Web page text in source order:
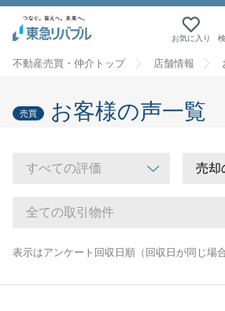
お気に入り
不動産売買・仲介トップ 店舗情報
売買 お客様の声一覧
表示はアンケート回収日順（回収日が同じ場